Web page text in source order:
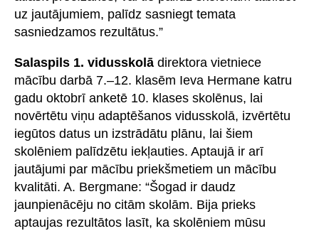
uz jautājumiem, palīdz sasniegt temata
sasniedzamos rezultātus.”
Salaspils 1. vidusskolā direktora vietniece
mācību darbā 7.–12. klasēm Ieva Hermane katru
gadu oktobrī anketē 10. klases skolēnus, lai
novērtētu viņu adaptēšanos vidusskolā, izvērtētu
iegūtos datus un izstrādātu plānu, lai šiem
skolēniem palīdzētu iekļauties. Aptaujā ir arī
jautājumi par mācību priekšmetiem un mācību
kvalitāti. A. Bergmane: “Šogad ir daudz
jaunpienācēju no citām skolām. Bija prieks
aptaujas rezultātos lasīt, ka skolēniem mūsu